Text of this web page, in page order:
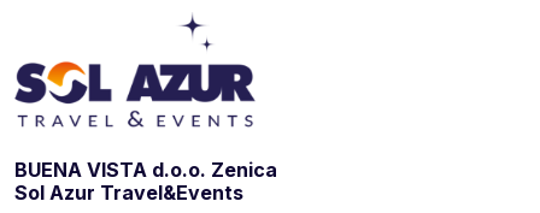
BUENA VISTA d.o.o. Zenica
Sol Azur Travel&Events